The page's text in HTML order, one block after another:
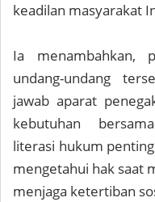
keadilan masyarakat
Ia menambahkan,
undang-undang
jawab aparat
kebutuhan
literasi hukum
mengetahui hak saat
menjaga ketertiban